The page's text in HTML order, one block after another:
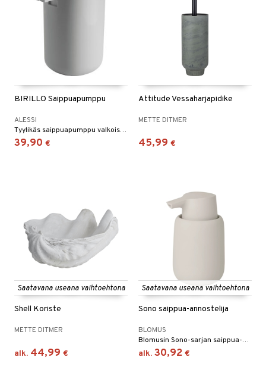
BIRILLO Saippuapumppu
ALESSI
Tyylikäs saippuapumppu valkoista PMMA-muovia, sarjasta "Birillo".
39,90 €
Attitude Vessaharjapidike
METTE DITMER
45,99 €
Saatavana useana vaihtoehtona
Shell Koriste
METTE DITMER
alk. 44,99 €
Saatavana useana vaihtoehtona
Sono saippua-annostelija
BLOMUS
Blomusin Sono-sarjan saippua-annostelija.
alk. 30,92 €